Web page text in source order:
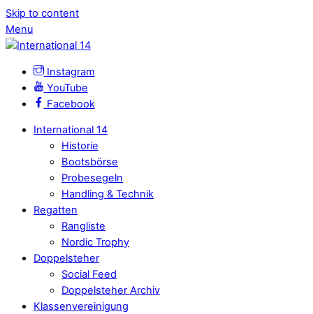
Skip to content
Menu
Instagram
YouTube
Facebook
International 14
Historie
Bootsbörse
Probesegeln
Handling & Technik
Regatten
Rangliste
Nordic Trophy
Doppelsteher
Social Feed
Doppelsteher Archiv
Klassenvereinigung